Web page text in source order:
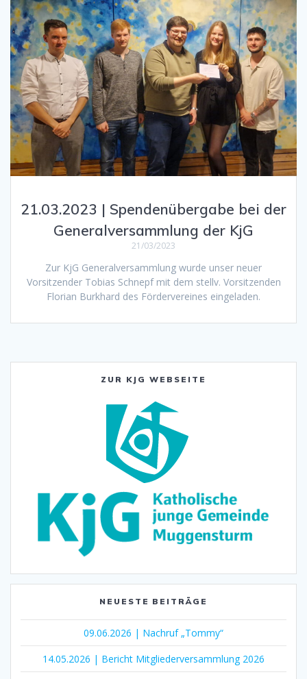
21.03.2023 | Spendenübergabe bei der
Generalversammlung der KjG
21/03/2023
Zur KjG Generalversammlung wurde unser neuer
Vorsitzender Tobias Schnepf mit dem stellv. Vorsitzenden
Florian Burkhard des Fördervereines eingeladen.
ZUR KJG WEBSEITE
NEUESTE BEITRÄGE
09.06.2026 | Nachruf „Tommy“
14.05.2026 | Bericht Mitgliederversammlung 2026